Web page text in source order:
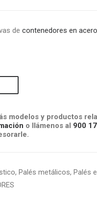
de contenedores en acero
modelos y productos
o llámenos al 900
, Palés metálicos, Palés